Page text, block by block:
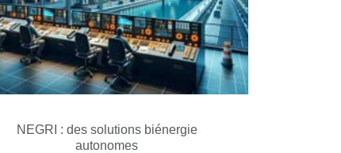
NEGRI : des solutions biénergie
autonomes